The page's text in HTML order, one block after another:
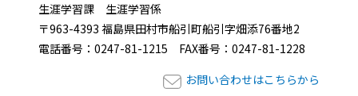
生涯学習課 生涯学習係
〒963-4393 福島県田村市船引町船引字畑添76番地2
電話番号：0247-81-1215 FAX番号：0247-81-1228
お問い合わせはこちらから